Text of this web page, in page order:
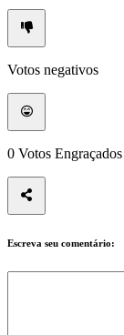
Votos negativos
0 Votos Engraçados
Escreva seu comentário: